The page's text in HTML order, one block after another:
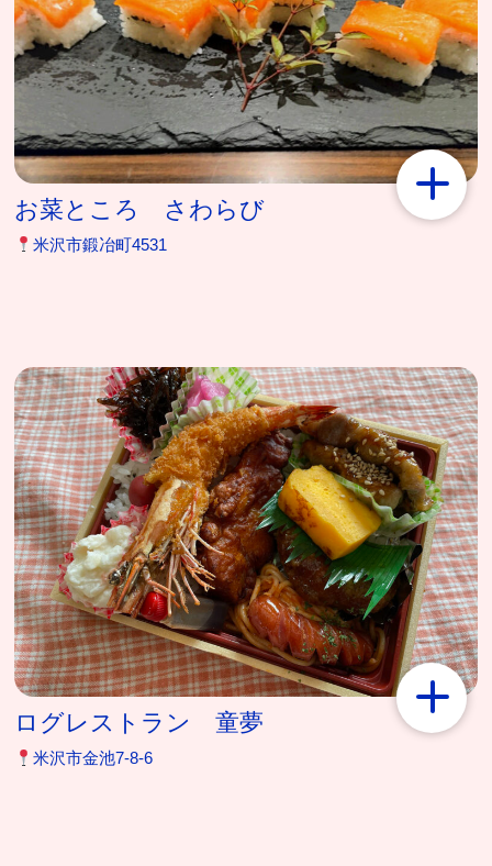
お菜ところ さわらび
米沢市鍛冶町4531
ログレストラン 童夢
米沢市金池7-8-6